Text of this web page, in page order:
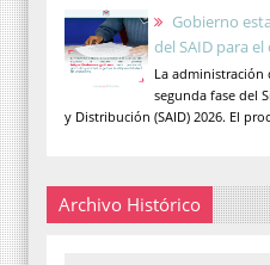
Gobierno
del SAID para el
La administración
segunda fase del
y Distribución (SAID) 2026. El
Archivo Histórico